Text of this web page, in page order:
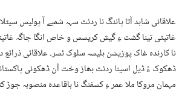
علاقائی شاہد آتا پاننگ نا ردئٹ سہہ شمبے آ پولیس
غاتیٹی تینا گشت ءِ گیش کریسس و خاص انگا جاگہ
نا کارندہ غاک پوزیشن ہلیسہ سلوک ئسر۔ علاقائی
ڈھکوک ءُ ڈیل اسینا ردئٹ بھاز وخت آن ڈھکوئی
مہمان مروکا ملا عمر ءِ کسفنگ نا باقاعدہ منصوبہ جوڑ